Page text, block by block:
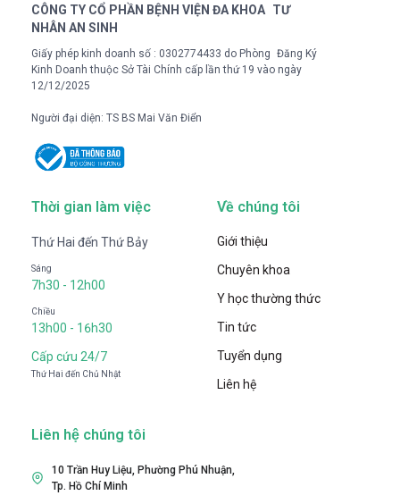
CÔNG TY CỔ PHẦN BỆNH VIỆN ĐA KHOA TƯ
NHÂN AN SINH
Giấy phép kinh doanh số : 0302774433 do Phòng Đăng Ký
Kinh Doanh thuộc Sở Tài Chính cấp lần thứ 19 vào ngày
12/12/2025
Người đại diện: TS BS Mai Văn Điển
Thời gian làm việc
Thứ Hai đến Thứ Bảy
Sáng
7h30 - 12h00
Chiều
13h00 - 16h30
Cấp cứu 24/7
Thứ Hai đến Chủ Nhật
Về chúng tôi
Giới thiệu
Chuyên khoa
Y học thường thức
Tin tức
Tuyển dụng
Liên hệ
Liên hệ chúng tôi
10 Trần Huy Liệu, Phường Phú Nhuận,
Tp. Hồ Chí Minh